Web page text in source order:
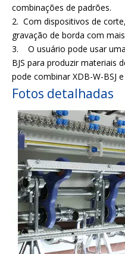
combinações de padrões.
2. Com dispositivos de
gravação de borda com
3. O usuário pode usar
BJS para produzir materiais
pode combinar XDB-W-BSJ
Fotos detalhadas